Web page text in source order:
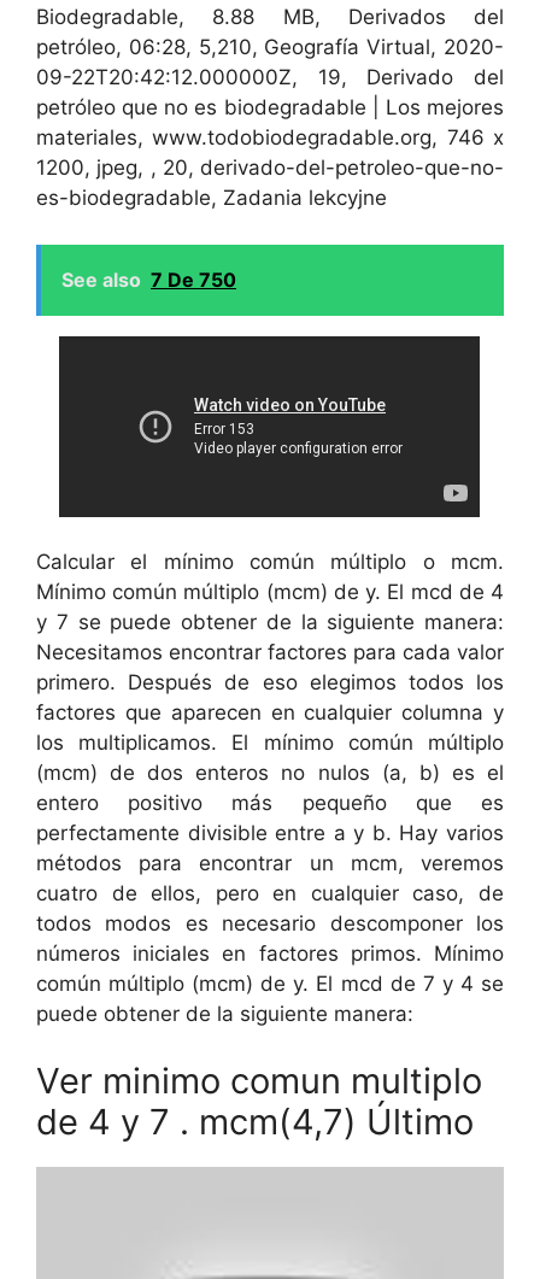
Biodegradable, 8.88 MB, Derivados del
petróleo, 06:28, 5,210, Geografía Virtual, 2020-
09-22T20:42:12.000000Z, 19, Derivado del
petróleo que no es biodegradable | Los mejores
materiales, www.todobiodegradable.org, 746 x
1200, jpeg, , 20, derivado-del-petroleo-que-no-
es-biodegradable, Zadania lekcyjne
See also 7 De 750
Calcular el mínimo común múltiplo o mcm.
Mínimo común múltiplo (mcm) de y. El mcd de 4
y 7 se puede obtener de la siguiente manera:
Necesitamos encontrar factores para cada valor
primero. Después de eso elegimos todos los
factores que aparecen en cualquier columna y
los multiplicamos. El mínimo común múltiplo
(mcm) de dos enteros no nulos (a, b) es el
entero positivo más pequeño que es
perfectamente divisible entre a y b. Hay varios
métodos para encontrar un mcm, veremos
cuatro de ellos, pero en cualquier caso, de
todos modos es necesario descomponer los
números iniciales en factores primos. Mínimo
común múltiplo (mcm) de y. El mcd de 7 y 4 se
puede obtener de la siguiente manera:
Ver minimo comun multiplo
de 4 y 7 . mcm(4,7) Último